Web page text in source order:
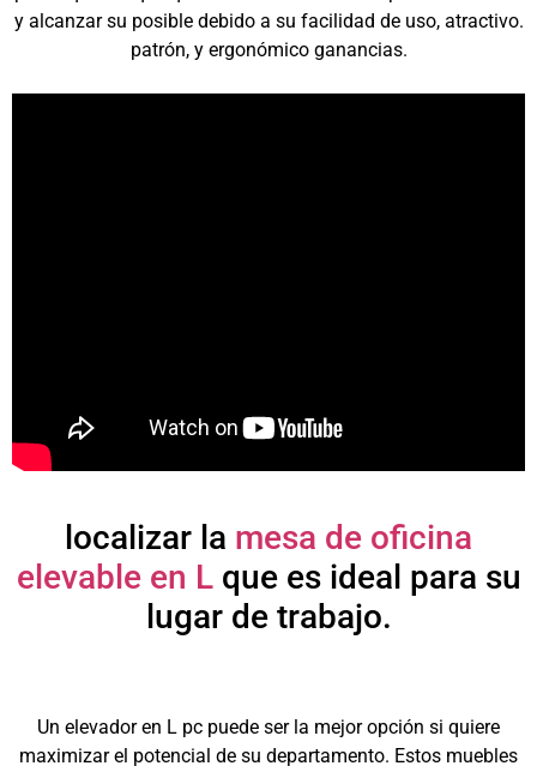
y alcanzar su posible debido a su facilidad de uso, atractivo.
patrón, y ergonómico ganancias.
localizar la mesa de oficina
elevable en Lque es ideal para su
lugar de trabajo.
Un elevador en L pc puede ser la mejor opción si quiere
maximizar el potencial de su departamento. Estos muebles